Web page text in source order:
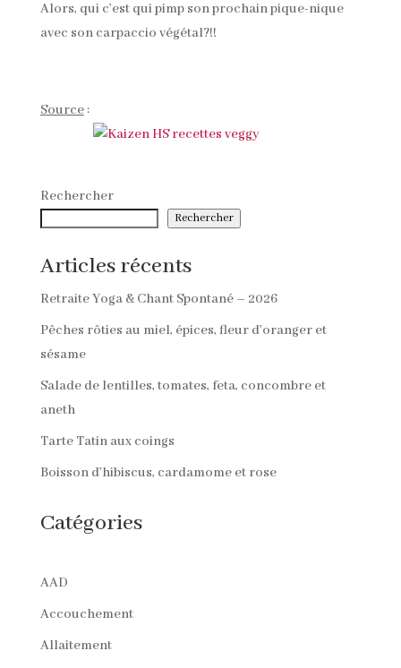
Alors, qui c’est qui pimp son prochain pique-nique
avec son carpaccio végétal?!!
Source:
Rechercher
Rechercher
Articles récents
Retraite Yoga & Chant Spontané – 2026
Pêches rôties au miel, épices, fleur d’oranger et
sésame
Salade de lentilles, tomates, feta, concombre et
aneth
Tarte Tatin aux coings
Boisson d’hibiscus, cardamome et rose
Catégories
AAD
Accouchement
Allaitement